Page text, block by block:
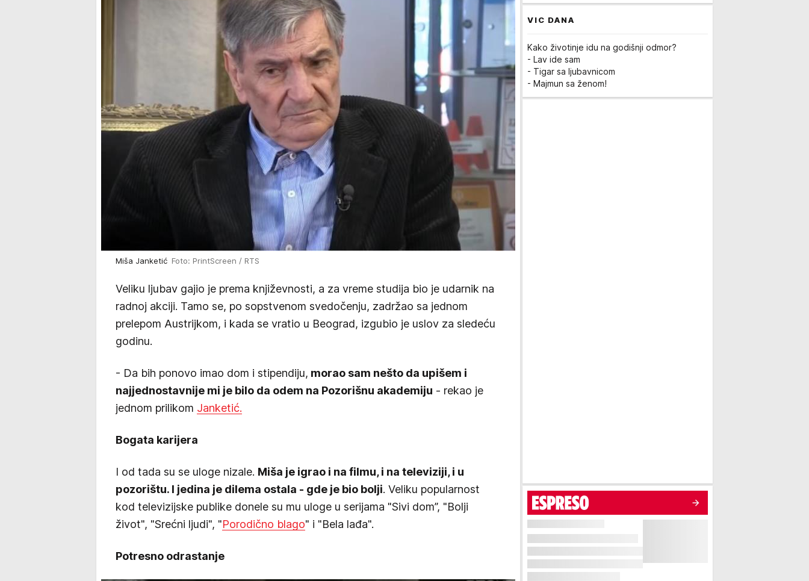
Miša Janketić Foto: PrintScreen / RTS
Veliku ljubav gajio je prema književnosti, a za vreme studija bio je udarnik na
radnoj akciji. Tamo se, po sopstvenom svedočenju, zadržao sa jednom
prelepom Austrijkom, i kada se vratio u Beograd, izgubio je uslov za sledeću
godinu.
- Da bih ponovo imao dom i stipendiju, morao sam nešto da upišem i
najjednostavnije mi je bilo da odem na Pozorišnu akademiju - rekao je
jednom prilikom Janketić.
Bogata karijera
I od tada su se uloge nizale. Miša je igrao i na filmu, i na televiziji, i u
pozorištu. I jedina je dilema ostala - gde je bio bolji. Veliku popularnost
kod televizijske publike donele su mu uloge u serijama "Sivi dom”, "Bolji
život", "Srećni ljudi", "Porodično blago" i "Bela lađa".
Potresno odrastanje
VIC DANA
Kako životinje idu na godišnji odmor?
- Lav ide sam
- Tigar sa ljubavnicom
- Majmun sa ženom!